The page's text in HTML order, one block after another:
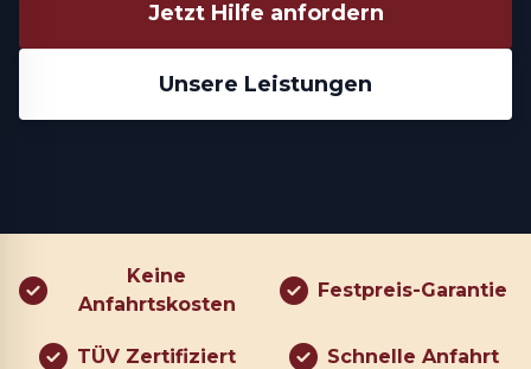
Jetzt Hilfe anfordern
Unsere Leistungen
Keine
Anfahrtskosten
Festpreis-Garantie
TÜV Zertifiziert Schnelle Anfahrt